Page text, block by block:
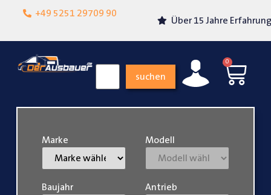
+49 5251 29709 90
Lokalgeschäft in
Über 15 Jahre Erfahrung
suchen
0
Marke Modell
Baujahr Antrieb